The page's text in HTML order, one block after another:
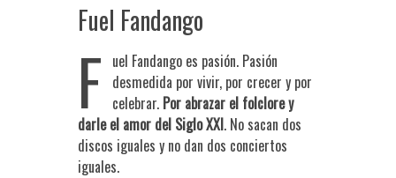
Fuel Fandango
F uel Fandango es pasión. Pasión
desmedida por vivir, por crecer y por
celebrar. Por abrazar el folclore y
darle el amor del Siglo XXI. No sacan dos
discos iguales y no dan dos conciertos
iguales.